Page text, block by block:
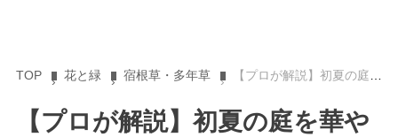
TOP 花と緑 宿根草・多年草 【プロが解説】初夏の庭を華やかに彩るジギタリスの魅力と育て方
【プロが解説】初夏の庭を華や